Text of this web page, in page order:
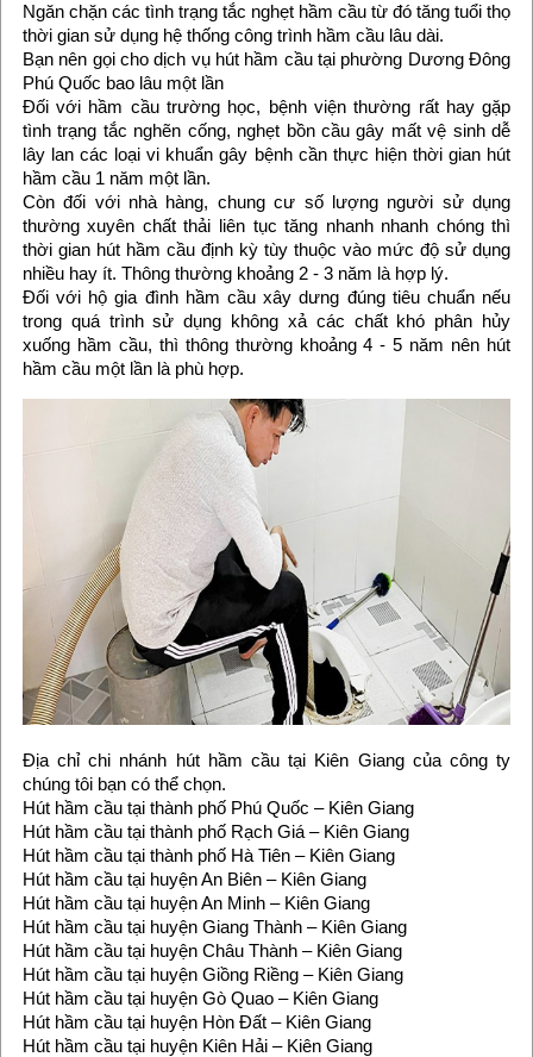
Ngăn chặn các tình trạng tắc nghẹt hầm cầu từ đó tăng tuổi thọ
thời gian sử dụng hệ thống công trình hầm cầu lâu dài.
Bạn nên gọi cho dịch vụ hút hầm cầu tại phường Dương Đông
Phú Quốc bao lâu một lần
Đối với hầm cầu trường học, bệnh viện thường rất hay gặp
tình trạng tắc nghẽn cống, nghẹt bồn cầu gây mất vệ sinh dễ
lây lan các loại vi khuẩn gây bệnh cần thực hiện thời gian hút
hầm cầu 1 năm một lần.
Còn đối với nhà hàng, chung cư số lượng người sử dụng
thường xuyên chất thải liên tục tăng nhanh nhanh chóng thì
thời gian hút hầm cầu định kỳ tùy thuộc vào mức độ sử dụng
nhiều hay ít. Thông thường khoảng 2 - 3 năm là hợp lý.
Đối với hộ gia đình hầm cầu xây dưng đúng tiêu chuẩn nếu
trong quá trình sử dụng không xả các chất khó phân hủy
xuống hầm cầu, thì thông thường khoảng 4 - 5 năm nên hút
hầm cầu một lần là phù hợp.
Địa chỉ chi nhánh hút hầm cầu tại Kiên Giang của công ty
chúng tôi bạn có thể chọn.
Hút hầm cầu tại thành phố Phú Quốc – Kiên Giang
Hút hầm cầu tại thành phố Rạch Giá – Kiên Giang
Hút hầm cầu tại thành phố Hà Tiên – Kiên Giang
Hút hầm cầu tại huyện An Biên – Kiên Giang
Hút hầm cầu tại huyện An Minh – Kiên Giang
Hút hầm cầu tại huyện Giang Thành – Kiên Giang
Hút hầm cầu tại huyện Châu Thành – Kiên Giang
Hút hầm cầu tại huyện Giồng Riềng – Kiên Giang
Hút hầm cầu tại huyện Gò Quao – Kiên Giang
Hút hầm cầu tại huyện Hòn Đất – Kiên Giang
Hút hầm cầu tại huyện Kiên Hải – Kiên Giang